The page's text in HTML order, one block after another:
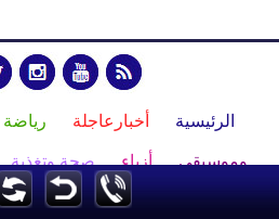
الرئيسية أخبارعاجلة رياضة
وموسيقى أزياء صحة وتغذية